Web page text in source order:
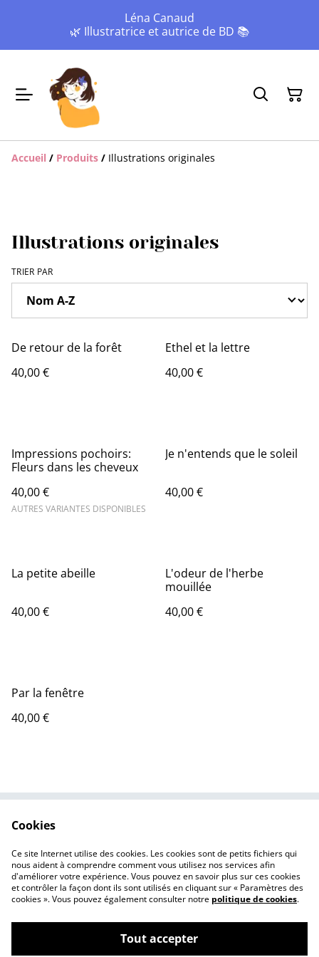
Léna Canaud
🌿 Illustratrice et autrice de BD 📚
Accueil / Produits / Illustrations originales
Illustrations originales
TRIER PAR
De retour de la forêt
40,00 €
Ethel et la lettre
40,00 €
Impressions pochoirs:
Fleurs dans les cheveux
40,00 €
AUTRES VARIANTES DISPONIBLES
Je n'entends que le soleil
40,00 €
La petite abeille
40,00 €
L'odeur de l'herbe
mouillée
40,00 €
Par la fenêtre
40,00 €
Politique de
confidentialité
Cookies
Cookies
Ce site Internet utilise des cookies. Les cookies sont de petits fichiers qui
nous aident à comprendre comment vous utilisez nos services afin
d'améliorer votre expérience. Vous pouvez en savoir plus sur ces cookies
et contrôler la façon dont ils sont utilisés en cliquant sur « Paramètres des
cookies ». Vous pouvez également consulter notre politique de cookies.
Tout accepter